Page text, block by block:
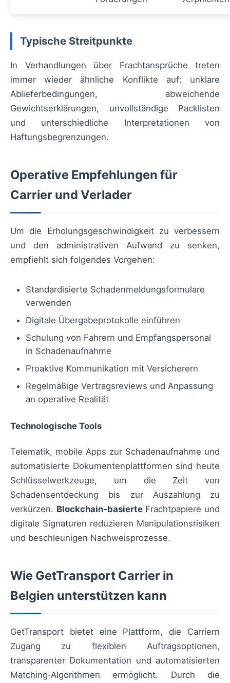
Typische Streitpunkte
In Verhandlungen über Frachtansprüche treten
immer wieder ähnliche Konflikte auf: unklare
Ablieferbedingungen, abweichende
Gewichtserklärungen, unvollständige Packlisten
und unterschiedliche Interpretationen von
Haftungsbegrenzungen.
Operative Empfehlungen für
Carrier und Verlader
Um die Erholungsgeschwindigkeit zu verbessern
und den administrativen Aufwand zu senken,
empfiehlt sich folgendes Vorgehen:
Standardisierte Schadenmeldungsformulare
verwenden
Digitale Übergabeprotokolle einführen
Schulung von Fahrern und Empfangspersonal
in Schadenaufnahme
Proaktive Kommunikation mit Versicherern
Regelmäßige Vertragsreviews und Anpassung
an operative Realität
Technologische Tools
Telematik, mobile Apps zur Schadenaufnahme und
automatisierte Dokumentenplattformen sind heute
Schlüsselwerkzeuge, um die Zeit von
Schadensentdeckung bis zur Auszahlung zu
verkürzen. Blockchain‑basierteFrachtpapiere und
digitale Signaturen reduzieren Manipulationsrisiken
und beschleunigen Nachweisprozesse.
Wie GetTransport Carrier in
Belgien unterstützen kann
GetTransport bietet eine Plattform, die Carriern
Zugang zu flexiblen Auftragsoptionen,
transparenter Dokumentation und automatisierten
Matching‑Algorithmen ermöglicht. Durch die